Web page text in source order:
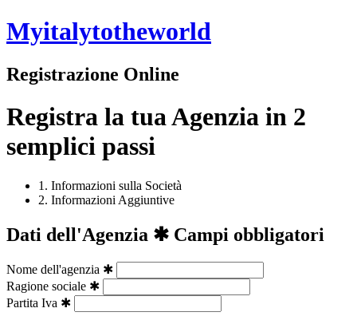
Myitalytotheworld
Registrazione Online
Registra la tua Agenzia in 2
semplici passi
1. Informazioni sulla Società
2. Informazioni Aggiuntive
Dati dell'Agenzia ✱ Campi obbligatori
Nome dell'agenzia ✱
Ragione sociale ✱
Partita Iva ✱